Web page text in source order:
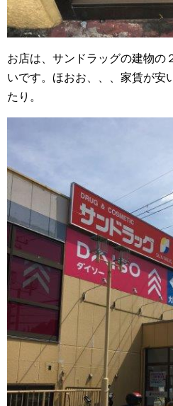
お店は、サンドラッグの建物の
いです。ほおお、、、家賃が安
たり。